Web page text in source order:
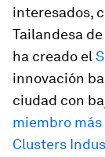
interesados,
Tailandesa
ha creado el
innovación
ciudad con
miembro
Clusters